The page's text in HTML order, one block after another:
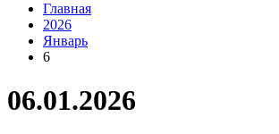
Главная
2026
Январь
6
06.01.2026